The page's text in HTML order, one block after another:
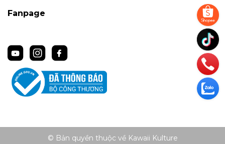
Fanpage
© Bản quyền thuộc về Kawaii Kulture